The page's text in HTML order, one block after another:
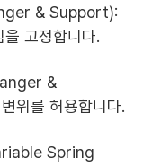
& Support):
고정합니다.
&
위를 허용합니다.
Spring